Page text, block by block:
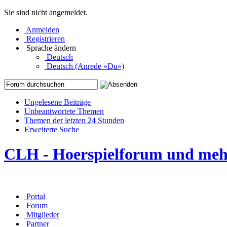
Sie sind nicht angemeldet.
Anmelden
Registrieren
Sprache ändern
Deutsch
Deutsch (Anrede »Du«)
Ungelesene Beiträge
Unbeantwortete Themen
Themen der letzten 24 Stunden
Erweiterte Suche
CLH - Hoerspielforum und
Portal
Forum
Mitglieder
Partner